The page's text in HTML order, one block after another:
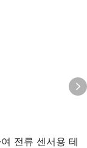
전류 센서용 테